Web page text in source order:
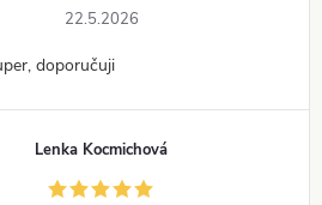
22.5.2026
doporučuji
Lenka Kocmichová